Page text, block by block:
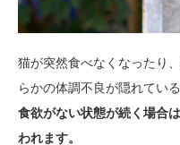
猫が突然食べなくなったり
らかの体調不良が隠れてい
食欲がない状態が続く場合
われます。